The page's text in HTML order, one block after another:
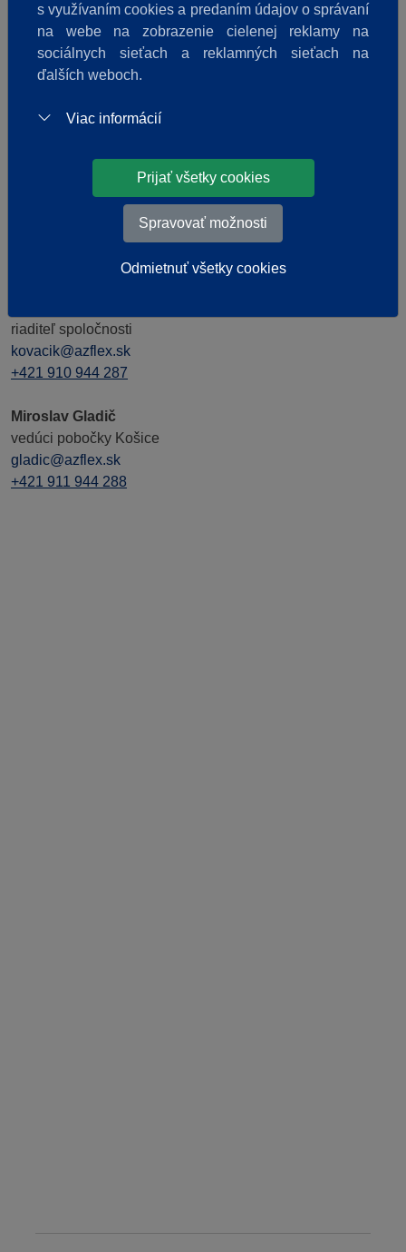
Ekonomické oddelenie
Ekonomické informácie
účtovníctvo a ekonomika
+421 911 944 296
Vedenie pobočky Košice
Obchodná spolupráca
riaditeľ spoločnosti
kovacik@azflex.sk
+421 910 944 287
Miroslav Gladič
vedúci pobočky Košice
gladic@azflex.sk
+421 911 944 288
s využívaním cookies a predaním údajov o správaní
na webe na zobrazenie cielenej reklamy na
sociálnych sieťach a reklamných sieťach na
ďalších weboch.
Viac informácií
Prijať všetky cookies
Spravovať možnosti
Odmietnuť všetky cookies